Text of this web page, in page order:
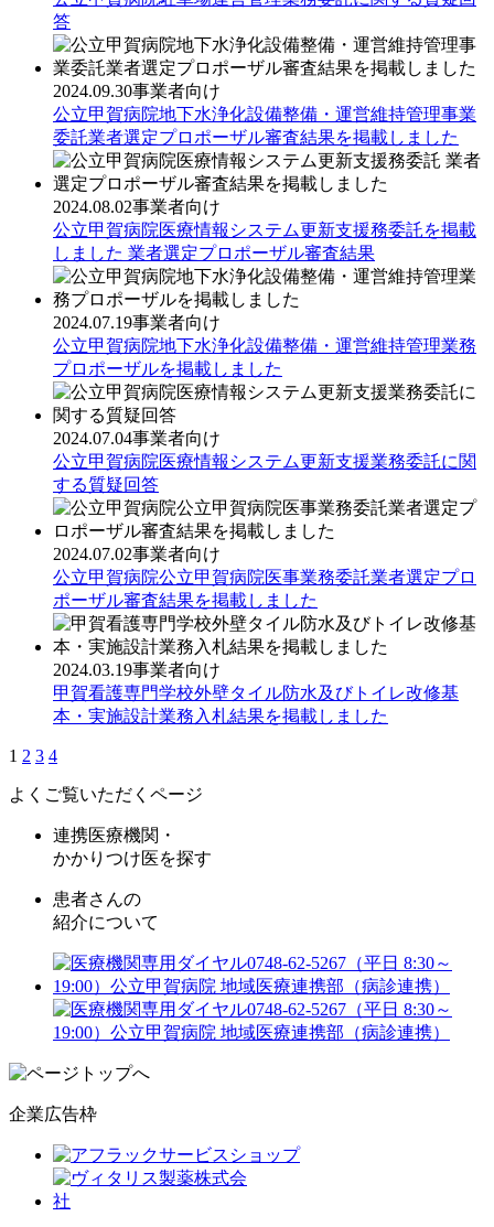
答
2024.09.30事業者向け
公立甲賀病院地下水浄化設備整備・運営維持管理事業
委託業者選定プロポーザル審査結果を掲載しました
2024.08.02事業者向け
公立甲賀病院医療情報システム更新支援務委託を掲載
しました 業者選定プロポーザル審査結果
2024.07.19事業者向け
公立甲賀病院地下水浄化設備整備・運営維持管理業務
プロポーザルを掲載しました
2024.07.04事業者向け
公立甲賀病院医療情報システム更新支援業務委託に関
する質疑回答
2024.07.02事業者向け
公立甲賀病院公立甲賀病院医事業務委託業者選定プロ
ポーザル審査結果を掲載しました
2024.03.19事業者向け
甲賀看護専門学校外壁タイル防水及びトイレ改修基
本・実施設計業務入札結果を掲載しました
1 2 3 4
よくご覧いただくページ
連携医療機関・
かかりつけ医を探す
患者さんの
紹介について
企業広告枠